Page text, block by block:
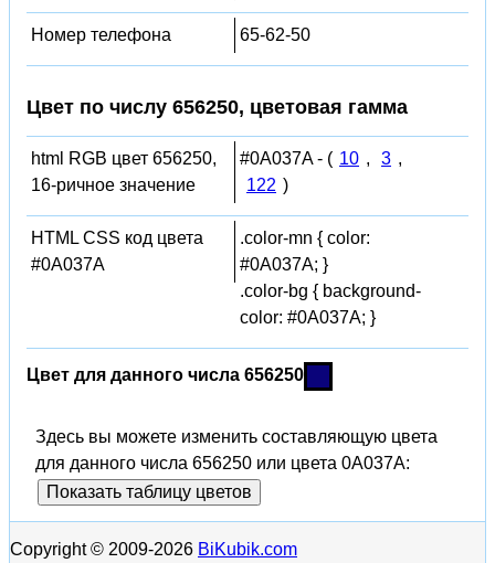
Номер телефона 65-62-50
Цвет по числу 656250, цветовая гамма
html RGB цвет 656250,
16-ричное значение
#0A037A - ( 10 , 3 ,
122 )
HTML CSS код цвета
#0A037A
.color-mn { color:
#0A037A; }
.color-bg { background-
color: #0A037A; }
Цвет для данного числа 656250
Здесь вы можете изменить составляющую цвета
для данного числа 656250 или цвета 0A037A:
Показать таблицу цветов
Copyright © 2009-2026 BiKubik.com